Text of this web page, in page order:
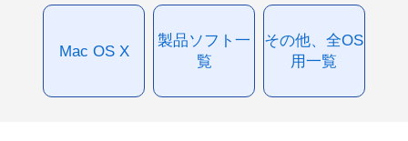
Mac OS X
製品ソフト一
覧
その他、全OS
用一覧